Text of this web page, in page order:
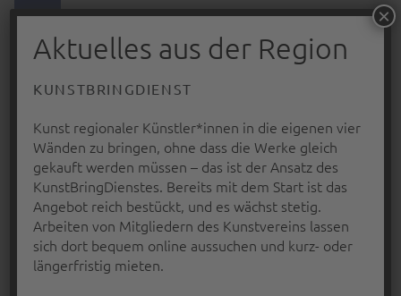
RAVENSBURG-
WEINGARTENER
KUNSTVEREIN
E.V.
… nah dran
Aktuelles aus der Region
KUNSTBRINGDIENST
Kunst regionaler Künstler*innen in die eigenen vier
Wänden zu bringen, ohne dass die Werke gleich
gekauft werden müssen – das ist der Ansatz des
KunstBringDienstes. Bereits mit dem Start ist das
Angebot reich bestückt, und es wächst stetig.
Arbeiten von Mitgliedern des Kunstvereins lassen
sich dort bequem online aussuchen und kurz- oder
längerfristig mieten.
×